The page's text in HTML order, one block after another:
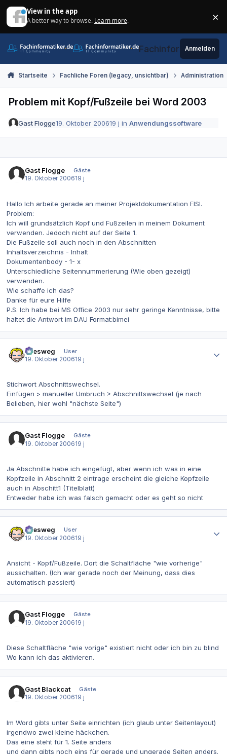
View in the app
A better way to browse. Learn more. ×
Fachinformatiker.de
Anmelden
Startseite Fachliche Foren (legacy, unsichtbar) Administration
Problem mit Kopf/Fußzeile bei Word 2003
Gast Flogge19. Oktober 200619 j inAnwendungssoftware
Gast Flogge
Gäste
19. Oktober 200619 j
Hallo Ich arbeite gerade an meiner Projektdokumentation FISI.
Problem:
Ich will grundsätzlich Kopf und Fußzeilen in meinem Dokument
verwenden. Jedoch nicht auf der Seite 1.
Die Fußzeile soll auch noch in den Abschnitten
Inhaltsverzeichnis - Inhalt
Dokumentenbody - 1- x
Unterschiedliche Seitennummerierung (Wie oben gezeigt)
verwenden.
Wie schaffe ich das?
Danke für eure Hilfe
P.S. Ich habe bei MS Office 2003 nur sehr geringe Kenntnisse, bitte
haltet die Antwort im DAU Format:bimei
allesweg
User
19. Oktober 200619 j
Stichwort Abschnittswechsel.
Einfügen > manueller Umbruch > Abschnittswechsel (je nach
Belieben, hier wohl "nächste Seite")
Gast Flogge
Gäste
19. Oktober 200619 j
Ja Abschnitte habe ich eingefügt, aber wenn ich was in eine
Kopfzeile in Abschnitt 2 eintrage erscheint die gleiche Kopfzeile
auch in Abschitt1 (Titelblatt)
Entweder habe ich was falsch gemacht oder es geht so nicht
allesweg
User
19. Oktober 200619 j
Ansicht - Kopf/Fußzeile. Dort die Schaltfläche "wie vorherige"
ausschalten. (Ich war gerade noch der Meinung, dass dies
automatisch passiert)
Gast Flogge
Gäste
19. Oktober 200619 j
Diese Schaltfläche "wie vorige" existiert nicht oder ich bin zu blind
Wo kann ich das aktivieren.
Gast Blackcat
Gäste
19. Oktober 200619 j
Im Word gibts unter Seite einrichten (ich glaub unter Seitenlayout)
irgendwo zwei kleine häckchen.
Das eine steht für 1. Seite anders
und dann gibts noch eins für gerade und ungerade Seiten anders.